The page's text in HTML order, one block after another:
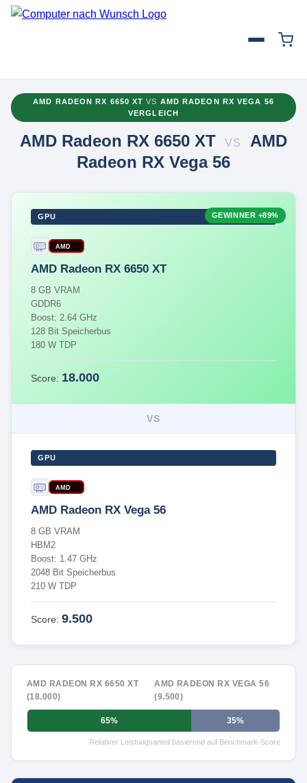
AMD RADEON RX 6650 XTVS AMD RADEON RX VEGA 56
VERGLEICH
AMD Radeon RX 6650 XT VS
AMD
Radeon RX Vega 56
GPU
AMD
AMD Radeon RX 6650 XT
8 GB VRAM
GDDR6
Boost: 2.64 GHz
128 Bit Speicherbus
180 W TDP
Score: 18.000
GEWINNER +89%
VS
GPU
AMD
AMD Radeon RX Vega 56
8 GB VRAM
HBM2
Boost: 1.47 GHz
2048 Bit Speicherbus
210 W TDP
Score: 9.500
AMD RADEON RX 6650 XT
(18.000)
AMD RADEON RX VEGA 56
(9.500)
65% 35%
Relativer Leistungsanteil basierend auf Benchmark-Score